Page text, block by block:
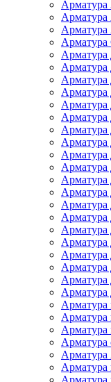
Арматура
Арматура
Арматура
Арматура
Арматура
Арматура
Арматура
Арматура
Арматура
Арматура
Арматура
Арматура
Арматура
Арматура
Арматура
Арматура
Арматура
Арматура
Арматура
Арматура
Арматура
Арматура
Арматура
Арматура
Арматура
Арматура
Арматура
Арматура